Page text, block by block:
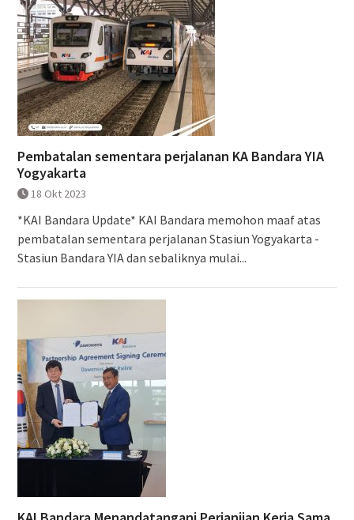
Pembatalan sementara perjalanan KA Bandara YIA
Yogyakarta
18 Okt 2023
*KAI Bandara Update* KAI Bandara memohon maaf atas
pembatalan sementara perjalanan Stasiun Yogyakarta -
Stasiun Bandara YIA dan sebaliknya mulai...